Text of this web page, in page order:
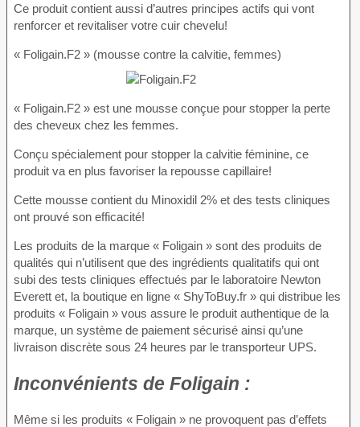
Ce produit contient aussi d’autres principes actifs qui vont
renforcer et revitaliser votre cuir chevelu!
« Foligain.F2 » (mousse contre la calvitie, femmes)
« Foligain.F2 » est une mousse conçue pour stopper la perte
des cheveux chez les femmes.
Conçu spécialement pour stopper la calvitie féminine, ce
produit va en plus favoriser la repousse capillaire!
Cette mousse contient du Minoxidil 2% et des tests cliniques
ont prouvé son efficacité!
Les produits de la marque « Foligain » sont des produits de
qualités qui n’utilisent que des ingrédients qualitatifs qui ont
subi des tests cliniques effectués par le laboratoire Newton
Everett et, la boutique en ligne « ShyToBuy.fr » qui distribue les
produits « Foligain » vous assure le produit authentique de la
marque, un système de paiement sécurisé ainsi qu’une
livraison discrète sous 24 heures par le transporteur UPS.
Inconvénients de Foligain :
Même si les produits « Foligain » ne provoquent pas d’effets